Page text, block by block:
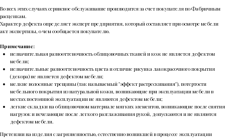
Во всех этих случаях сервисное обслуживание производится за счет покупателя по Фабричным
расценкам.
Характер дефекта определяет эксперт предприятия, который составляет при осмотре мебели
акт экспертизы, о чем сообщается покупателю.
Примечание:
незначительная разнооттеночность облицовочных тканей и кож не является дефектом
мебели;
незначительные разнооттеночность цвета и отличие рисунка лакокрасочного покрытия
(декора) не является дефектом мебели;
мелкие волосяные трещины (так называемый "эффект растрескивания"), потертости
мебельного покрытия из натуральной кожи, возникающие при эксплуатации мебели в
местах постоянной эксплуатации не являются дефектом мебели;
легкие складки на облицовочном материале мягких элементов, возникающие после снятия
нагрузок и исчезающие после легкого разглаживания рукой, допускаются и не являются
дефектом мебели.
Претензии на изделия с загрязненностью, естественно возникшей в процессе эксплуатации